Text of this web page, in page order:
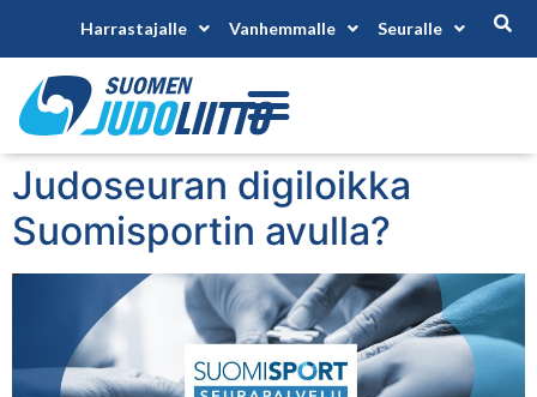
Harrastajalle Vanhemmalle Seuralle
Judoseuran digiloikka
Suomisportin avulla?